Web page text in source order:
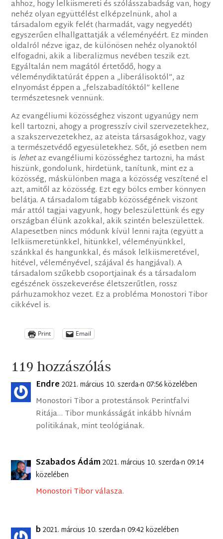
ahhoz, hogy lelkiismereti és szólásszabadság van, hogy
nehéz olyan együttélést elképzelnünk, ahol a
társadalom egyik felét (harmadát, vagy negyedét)
egyszerűen elhallgattatják a véleményéért. Ez minden
oldalról nézve igaz, de különösen nehéz olyanoktól
elfogadni, akik a liberalizmus nevében teszik ezt.
Egyáltalán nem magától értetődő, hogy a
véleménydiktatúrát éppen a „liberálisoktól”, az
elnyomást éppen a „felszabadítóktól” kellene
természetesnek vennünk.
Az evangéliumi közösséghez viszont ugyanúgy nem
kell tartozni, ahogy a progresszív civil szervezetekhez,
a szakszervezetekhez, az ateista társaságokhoz, vagy
a természetvédő egyesületekhez. Sőt, jó esetben nem
is lehetaz evangéliumi közösséghez tartozni, ha mást
hiszünk, gondolunk, hirdetünk, tanítunk, mint ez a
közösség, máskülönben maga a közösség veszítené el
azt, amitől az közösség. Ezt egy bölcs ember könnyen
belátja. A társadalom tágabb közösségének viszont
már attól tagjai vagyunk, hogy beleszülettünk és egy
országban élünk azokkal, akik szintén beleszülettek.
Alapesetben nincs módunk kívül lenni rajta (együtt a
lelkiismeretünkkel, hitünkkel, véleményünkkel,
szánkkal és hangunkkal, és mások lelkiismeretével,
hitével, véleményével, szájával és hangjával). A
társadalom szűkebb csoportjainak és a társadalom
egészének összekeverése életszerűtlen, rossz
párhuzamokhoz vezet. Ez a probléma Monostori Tibor
cikkével is.
Print Email
119 hozzászólás
Endre 2021. március 10. szerda-n 07:56 közelében
Monostori Tibor a protestánsok Perintfalvi
Ritája… Tibor munkásságát inkább hívnám
politikának, mint teológiának.
Szabados Ádám2021. március 10. szerda-n 09:14
közelében
Monostori Tibor válasza.
b2021. március 10. szerda-n 09:42 közelében